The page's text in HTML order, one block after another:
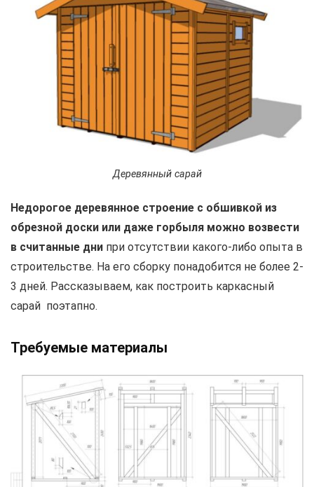
Деревянный сарай
Недорогое деревянное строение с обшивкой из
обрезной доски или даже горбыля можно возвести
в считанные дни при отсутствии какого-либо опыта в
строительстве. На его сборку понадобится не более 2-
3 дней. Рассказываем, как построить каркасный
сарай поэтапно.
Требуемые материалы